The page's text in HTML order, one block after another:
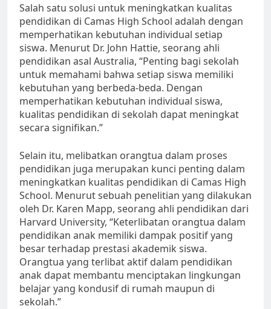
Salah satu solusi untuk meningkatkan kualitas
pendidikan di Camas High School adalah dengan
memperhatikan kebutuhan individual setiap
siswa. Menurut Dr. John Hattie, seorang ahli
pendidikan asal Australia, “Penting bagi sekolah
untuk memahami bahwa setiap siswa memiliki
kebutuhan yang berbeda-beda. Dengan
memperhatikan kebutuhan individual siswa,
kualitas pendidikan di sekolah dapat meningkat
secara signifikan.”
Selain itu, melibatkan orangtua dalam proses
pendidikan juga merupakan kunci penting dalam
meningkatkan kualitas pendidikan di Camas High
School. Menurut sebuah penelitian yang dilakukan
oleh Dr. Karen Mapp, seorang ahli pendidikan dari
Harvard University, “Keterlibatan orangtua dalam
pendidikan anak memiliki dampak positif yang
besar terhadap prestasi akademik siswa.
Orangtua yang terlibat aktif dalam pendidikan
anak dapat membantu menciptakan lingkungan
belajar yang kondusif di rumah maupun di
sekolah.”